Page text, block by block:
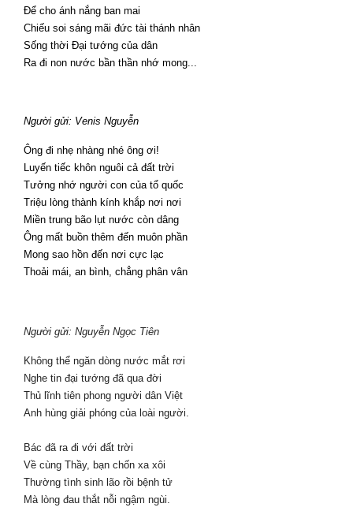
Để cho ánh nắng ban mai
Chiếu soi sáng mãi đức tài thánh nhân
Sống thời Đại tướng của dân
Ra đi non nước bần thần nhớ mong...
Người gửi: Venis Nguyễn
Ông đi nhẹ nhàng nhé ông ơi!
Luyến tiếc khôn nguôi cả đất trời
Tưởng nhớ người con của tổ quốc
Triệu lòng thành kính khắp nơi nơi
Miền trung bão lụt nước còn dâng
Ông mất buồn thêm đến muôn phần
Mong sao hồn đến nơi cực lạc
Thoải mái, an bình, chẳng phân vân
Người gửi: Nguyễn Ngọc Tiên
Không thể ngăn dòng nước mắt rơi
Nghe tin đại tướng đã qua đời
Thủ lĩnh tiên phong người dân Việt
Anh hùng giải phóng của loài người.
Bác đã ra đi với đất trời
Về cùng Thầy, bạn chốn xa xôi
Thường tình sinh lão rồi bệnh tử
Mà lòng đau thắt nỗi ngậm ngùi.